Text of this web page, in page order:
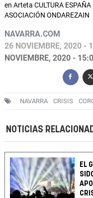
en Arteta CULTURA ESPAÑA
ASOCIACIÓN ONDAREZAIN
NAVARRA.COM
26 NOVIEMBRE, 2020 -
NOVIEMBRE, 2020 -
NAVARRA CRISIS
NOTICIAS
EL